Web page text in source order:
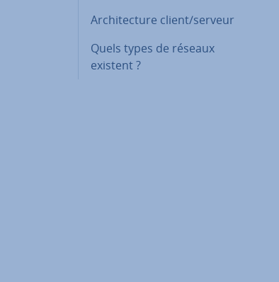
Ar­chi­tec­ture client/serveur
Quels types de réseaux
existent ?